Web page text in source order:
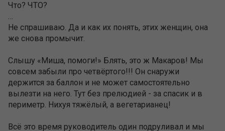
Что? ЧТО?
…
Не спрашиваю. Да и как их понять, этих женщин, она
же снова промычит.
Слышу «Миша, помоги!» Блять, это ж Макаров! Мы
совсем забыли про четвёртого!!! Он снаружи
держится за баллон и не может самостоятельно
вылезти на него. Тут без прелюдией - за спасик и в
периметр. Нихуя тяжёлый, а вегетарианец!
Всё это время руководитель один подруливал и мы